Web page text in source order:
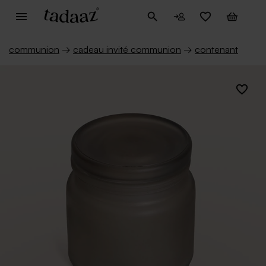
communion → cadeau invité communion → contenant